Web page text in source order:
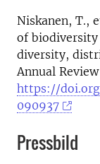
Niskanen, T.,
of biodiversity
diversity,
Annual
https://
090937
Pressbild